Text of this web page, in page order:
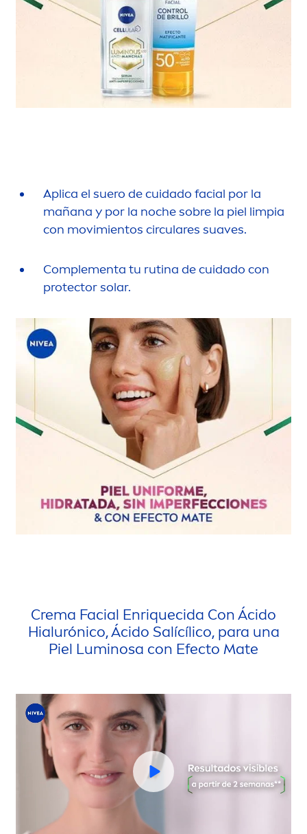
Aplica el suero de cuidado facial por la
mañana y por la noche sobre la piel limpia
con movimientos circulares suaves.
Complementa tu rutina de cuidado con
protector solar.
Crema Facial Enriquecida Con Ácido
Hialurónico, Ácido Salícílico, para una
Piel Luminosa con Efecto Mate